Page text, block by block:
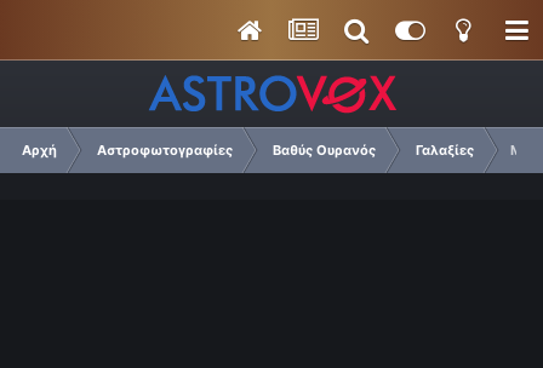
Αρχή Αστροφωτογραφίες Βαθύς Ουρανός Γαλαξίες M51